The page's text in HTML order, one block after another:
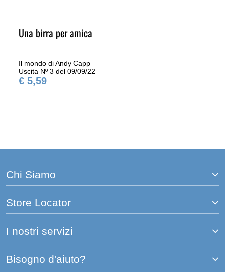
Una birra per amica
Il mondo di Andy Capp
Uscita Nº 3 del 09/09/22
€ 5,59
Chi Siamo
Store Locator
I nostri servizi
Bisogno d'aiuto?